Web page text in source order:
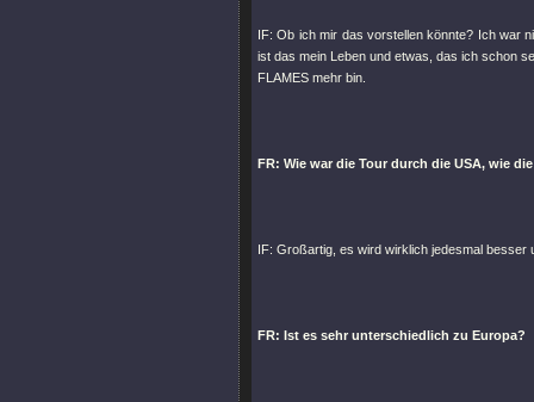
IF: Ob ich mir das vorstellen könnte? Ich war
ist das mein Leben und etwas, das ich schon
FLAMES mehr bin.
FR: Wie war die Tour durch die USA, wie
IF: Großartig, es wird wirklich jedesmal besser
FR: Ist es sehr unterschiedlich zu Europa?